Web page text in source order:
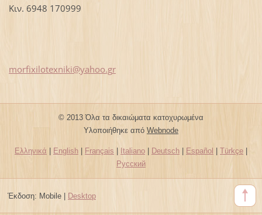
Κιν. 6948 170999
morfixilotexniki@yahoo.gr
© 2013 Όλα τα δικαιώματα κατοχυρωμένα
Υλοποιήθηκε από Webnode
Ελληνικά | English | Français | Italiano | Deutsch | Español | Türkçe |
Русский
Έκδοση: Mobile| Desktop